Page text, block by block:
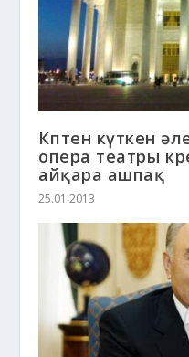
Көптен күткен
опера театры
айқара ашпақ
25.01.2013